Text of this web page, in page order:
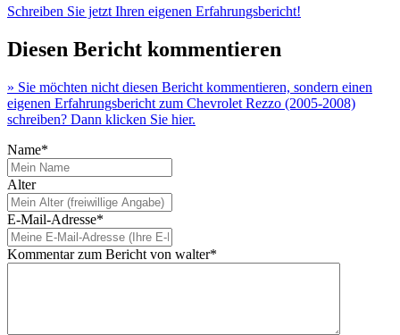
Schreiben Sie jetzt Ihren eigenen Erfahrungsbericht!
Diesen Bericht kommentieren
» Sie möchten nicht diesen Bericht kommentieren, sondern einen
eigenen Erfahrungsbericht zum Chevrolet Rezzo (2005-2008)
schreiben? Dann klicken Sie hier.
Name*
Alter
E-Mail-Adresse*
Kommentar zum Bericht von walter*